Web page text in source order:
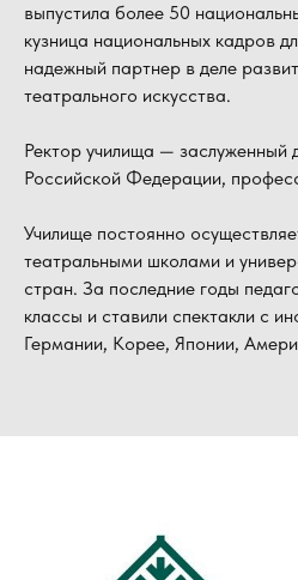
выпустила более 50
кузница национальных кадров
надежный партнер в деле
театрального искусства.
Ректор училища — заслуженный
Российской Федерации,
Училище постоянно
театральными школами и
стран. За последние годы
классы и ставили спектакли с
Германии, Корее, Японии,